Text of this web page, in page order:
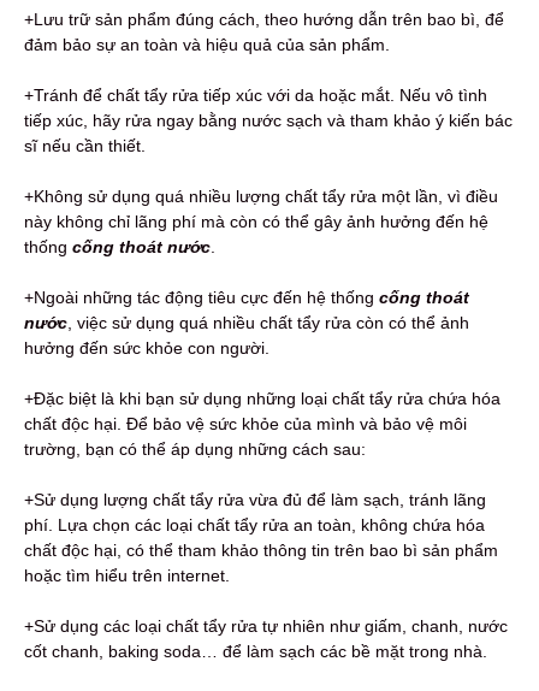
+Lưu trữ sản phẩm đúng cách, theo hướng dẫn trên bao bì, để
đảm bảo sự an toàn và hiệu quả của sản phẩm.
+Tránh để chất tẩy rửa tiếp xúc với da hoặc mắt. Nếu vô tình
tiếp xúc, hãy rửa ngay bằng nước sạch và tham khảo ý kiến bác
sĩ nếu cần thiết.
+Không sử dụng quá nhiều lượng chất tẩy rửa một lần, vì điều
này không chỉ lãng phí mà còn có thể gây ảnh hưởng đến hệ
thống cống thoát nước
+Ngoài những tác động tiêu cực đến hệ thống cống thoát
nước , việc sử dụng quá nhiều chất tẩy rửa còn có thể ảnh
hưởng đến sức khỏe con người.
+Đặc biệt là khi bạn sử dụng những loại chất tẩy rửa chứa hóa
chất độc hại. Để bảo vệ sức khỏe của mình và bảo vệ môi
trường, bạn có thể áp dụng những cách sau:
+Sử dụng lượng chất tẩy rửa vừa đủ để làm sạch, tránh lãng
phí. Lựa chọn các loại chất tẩy rửa an toàn, không chứa hóa
chất độc hại, có thể tham khảo thông tin trên bao bì sản phẩm
hoặc tìm hiểu trên internet.
+Sử dụng các loại chất tẩy rửa tự nhiên như giấm, chanh, nước
cốt chanh, baking soda… để làm sạch các bề mặt trong nhà.